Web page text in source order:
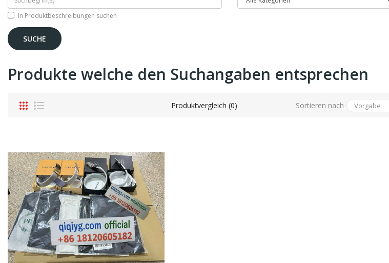
In Produktbeschreibungen suchen
Produkte welche den Suchangaben entsprechen
Produktvergleich (0) Sortieren nach